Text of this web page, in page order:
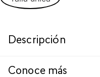
Descripción
Conoce más